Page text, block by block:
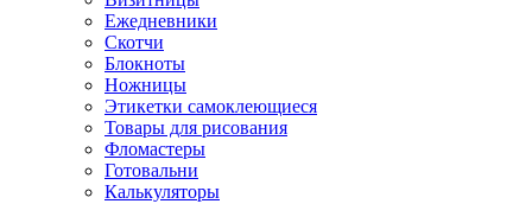
Ежедневники
Скотчи
Блокноты
Ножницы
Этикетки самоклеющиеся
Товары для рисования
Фломастеры
Готовальни
Калькуляторы